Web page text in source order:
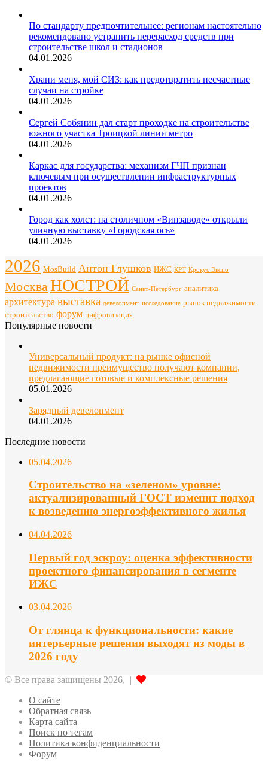
По стандарту предпочтительнее: регионам настоятельно
рекомендовано устранить перерасход средств при
строительстве школ и стадионов
04.01.2026
Храни меня, мой СИЗ: как предотвратить несчастные
случаи на стройке
04.01.2026
Сергей Собянин дал старт проходке на строительстве
южного участка Троицкой линии метро
04.01.2026
Каркас для государства: механизм ГЧП признан
ключевым при осуществлении инфраструктурных
проектов
04.01.2026
Город как холст: на столичном «Винзаводе» открыли
уличную выставку «Городская ось»
04.01.2026
2026 MosBuild Антон Глушков ИЖС КРТ Крокус Экспо
Москва НОСТРОЙ Санкт-Петербург аналитика
архитектура выставка девелопмент исследование рынок недвижимости
строительство форум цифровизация
Популярные новости
Универсальный продукт: на рынке офисной
недвижимости преимущество получают компании,
предлагающие готовые и комплексные решения
05.01.2026
Зарядный девелопмент
04.01.2026
Последние новости
05.04.2026
Строительство на «зеленом» уровне:
актуализированный ГОСТ изменит подход
к возведению энергоэффективного жилья
04.04.2026
Первый год эскроу: оценка эффективности
проектного финансирования в сегменте
ИЖС
03.04.2026
От глянца к функциональности: какие
интерьерные решения выходят из моды в
2026 году
© Все права защищены 2026, |
О сайте
Обратная связь
Карта сайта
Поиск по тегам
Политика конфиденциальности
Форум